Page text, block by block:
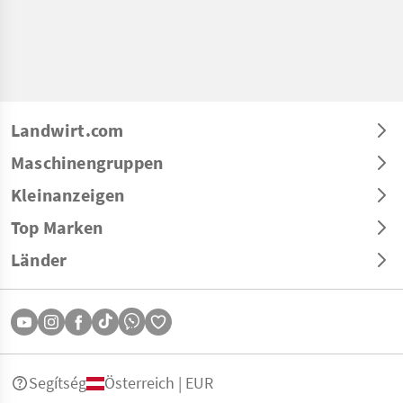
Landwirt.com
Maschinengruppen
Kleinanzeigen
Top Marken
Länder
Segítség Österreich | EUR